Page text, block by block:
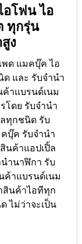
อโฟน ไอ
ทุกรุ่น
ง
พด แมคบุ๊ค ไอ
และ รับจำนำ
ค้าแบรนด์เนม
โดย รับจํานํา
ทุกชนิด รับ
บุ๊ค รับจำนำ
นค้าแอปเปิ้ล
ำนาฬิกา รับ
ค้าแบรนด์เนม
สินค้าไอทีทุก
ไม่ว่าจะเป็น